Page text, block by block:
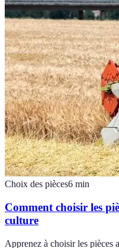
Choix des pièces6 min
Comment choisir les
culture
Apprenez à choisir les pièces